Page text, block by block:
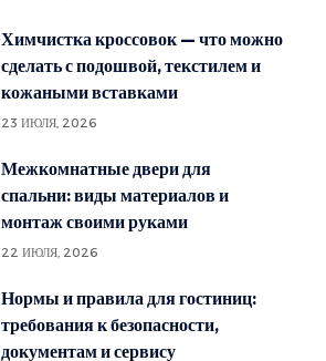
Химчистка кроссовок — что можно
сделать с подошвой, текстилем и
кожаными вставками
23 ИЮЛЯ, 2026
Межкомнатные двери для
спальни: виды материалов и
монтаж своими руками
22 ИЮЛЯ, 2026
Нормы и правила для гостиниц:
требования к безопасности,
документам и сервису